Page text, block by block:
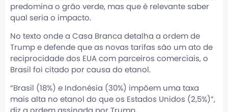
predomina o grão verde, mas que é relevante saber
qual seria o impacto.
No texto onde a Casa Branca detalha a ordem de
Trump e defende que as novas tarifas são um ato de
reciprocidade dos EUA com parceiros comerciais, o
Brasil foi citado por causa do etanol.
“Brasil (18%) e Indonésia (30%) impõem uma taxa
mais alta no etanol do que os Estados Unidos (2,5%)”,